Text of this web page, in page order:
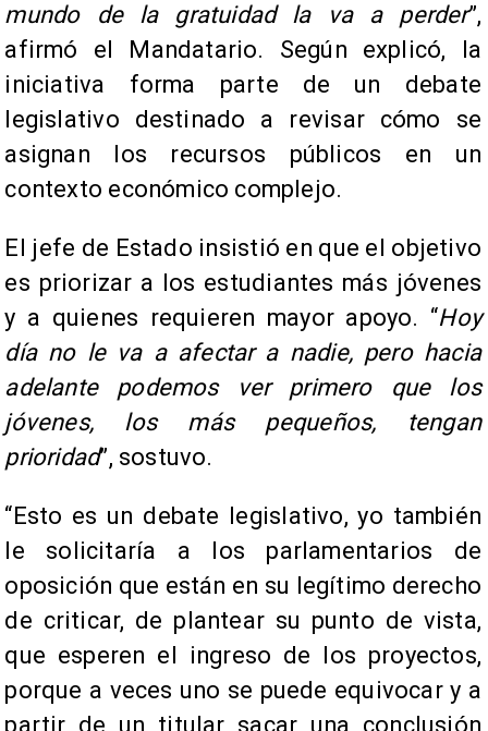
mundo de la gratuidad la va a perder”,
afirmó el Mandatario. Según explicó, la
iniciativa forma parte de un debate
legislativo destinado a revisar cómo se
asignan los recursos públicos en un
contexto económico complejo.
El jefe de Estado insistió en que el objetivo
es priorizar a los estudiantes más jóvenes
y a quienes requieren mayor apoyo. “Hoy
día no le va a afectar a nadie, pero hacia
adelante podemos ver primero que los
jóvenes, los más pequeños, tengan
prioridad”, sostuvo.
“Esto es un debate legislativo, yo también
le solicitaría a los parlamentarios de
oposición que están en su legítimo derecho
de criticar, de plantear su punto de vista,
que esperen el ingreso de los proyectos,
porque a veces uno se puede equivocar y a
partir de un titular sacar una conclusión